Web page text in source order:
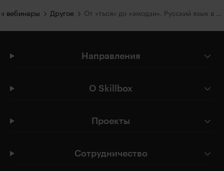
вебинары Другое От «ться» до «эмодзи». Русский язык в эпоху digital
Направления
О Skillbox
Проекты
Сотрудничество